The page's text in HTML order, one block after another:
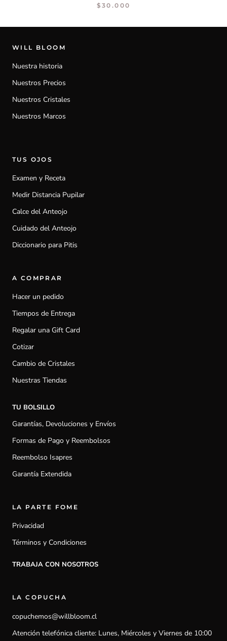
$30.000
WILL BLOOM
Nuestra historia
Nuestros Precios
Nuestros Cristales
Nuestros Marcos
TUS OJOS
Examen y Receta
Medir Distancia Pupilar
Calce del Anteojo
Cuidado del Anteojo
Diccionario para Pitis
A COMPRAR
Hacer un pedido
Tiempos de Entrega
Regalar una Gift Card
Cotizar
Cambio de Cristales
Nuestras Tiendas
TU BOLSILLO
Garantías, Devoluciones y Envíos
Formas de Pago y Reembolsos
Reembolso Isapres
Garantía Extendida
LA PARTE FOME
Privacidad
Términos y Condiciones
TRABAJA CON NOSOTROS
LA COPUCHA
copuchemos@willbloom.cl
Atención telefónica cliente: Lunes, Miércoles y Viernes de 10:00